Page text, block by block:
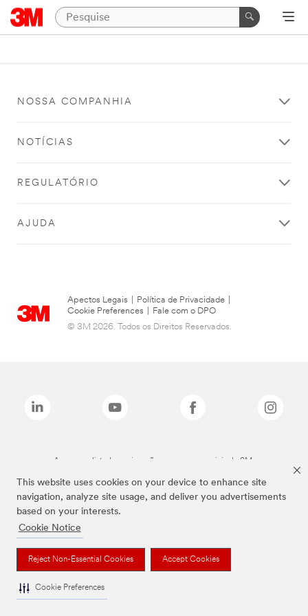
This website uses cookies on your device to enhance site
navigation, analyze site usage, and deliver you advertisements
based on your interests.
Cookie Notice
Reject Non-Essential Cookies Accept Cookies
Cookie Preferences
NOSSA COMPANHIA
NOTÍCIAS
REGULATÓRIO
AJUDA
Apectos Legais Política de Privacidade
Cookie Preferences
Fale com o DPO
© 3M 2026. Todos os Direitos Reservados.
As marcas listadas a cima são marcas comerciais da 3M.